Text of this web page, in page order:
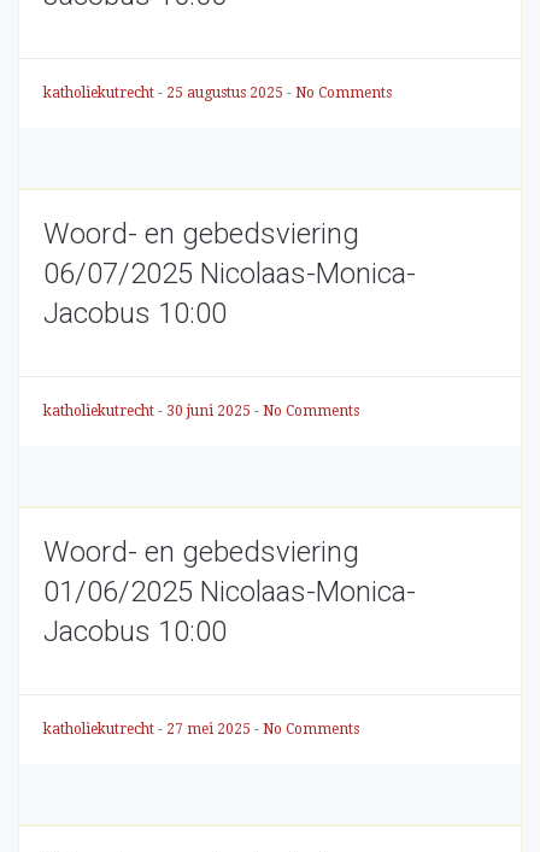
katholiekutrecht - 25 augustus 2025 - No Comments
Woord- en gebedsviering
06/07/2025 Nicolaas-Monica-
Jacobus 10:00
katholiekutrecht - 30 juni 2025 - No Comments
Woord- en gebedsviering
01/06/2025 Nicolaas-Monica-
Jacobus 10:00
katholiekutrecht - 27 mei 2025 - No Comments